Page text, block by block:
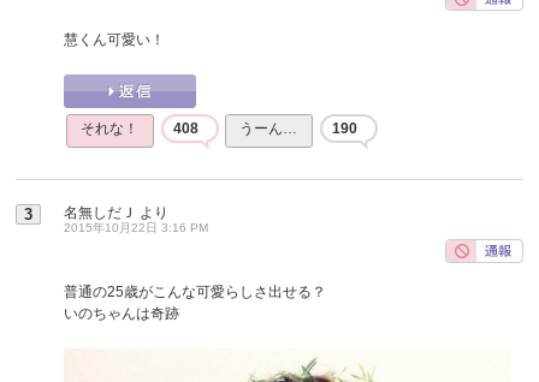
慧くん可愛い！
それな！ 408 うーん… 190
3 名無しだＪ より
2015年10月22日 3:16 PM
普通の25歳がこんな可愛らしさ出せる？
いのちゃんは奇跡